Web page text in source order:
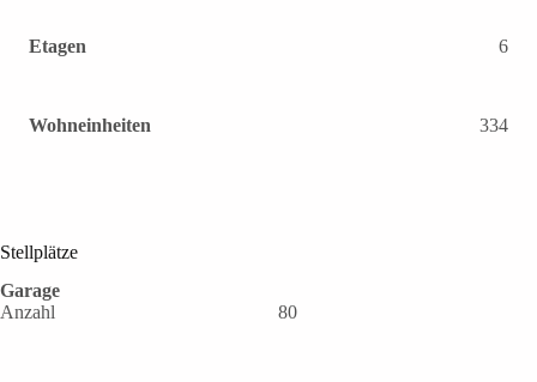
Etagen 6
Wohneinheiten 334
Stellplätze
Garage
Anzahl
80